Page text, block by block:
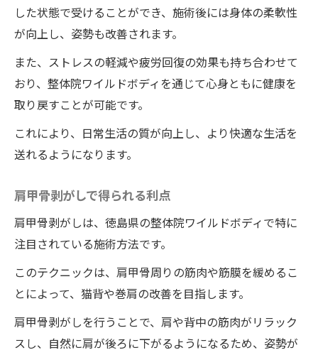
した状態で受けることができ、施術後には身体の柔軟性
が向上し、姿勢も改善されます。
また、ストレスの軽減や疲労回復の効果も持ち合わせて
おり、整体院ワイルドボディを通じて心身ともに健康を
取り戻すことが可能です。
これにより、日常生活の質が向上し、より快適な生活を
送れるようになります。
肩甲骨剥がしで得られる利点
肩甲骨剥がしは、徳島県の整体院ワイルドボディで特に
注目されている施術方法です。
このテクニックは、肩甲骨周りの筋肉や筋膜を緩めるこ
とによって、猫背や巻肩の改善を目指します。
肩甲骨剥がしを行うことで、肩や背中の筋肉がリラック
スし、自然に肩が後ろに下がるようになるため、姿勢が